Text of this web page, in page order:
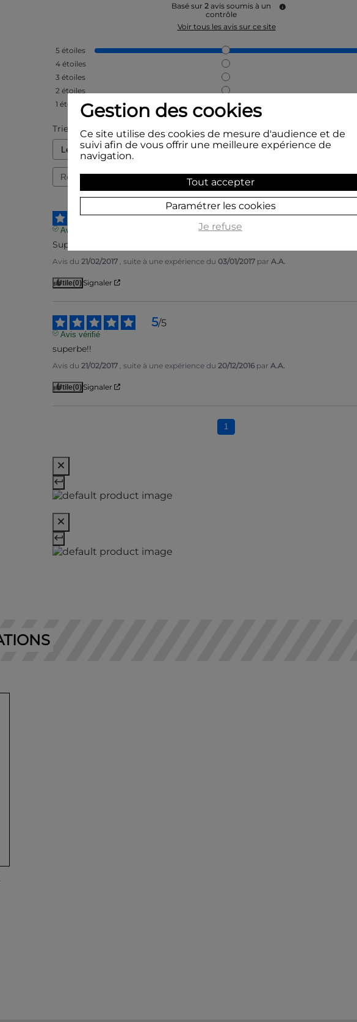
Basé sur 2 avis soumis à un
contrôle
Voir tous les avis sur ce site
5 étoiles
4 étoiles
3 étoiles
2 étoiles
1 étoile
Trier les avis
5/5
Avis vérifié
Superbe!
Avis du 21/02/2017 , suite à une expérience du 03/01/2017 par A.A.
Utile(0)Signaler
5/5
Avis vérifié
superbe!!
Avis du 21/02/2017 , suite à une expérience du 20/12/2016 par A.A.
Utile(0)Signaler
1
Gestion des cookies
Ce site utilise des cookies de mesure d'audience et de
suivi afin de vous offrir une meilleure expérience de
navigation.
Tout accepter
Paramétrer les cookies
Je refuse